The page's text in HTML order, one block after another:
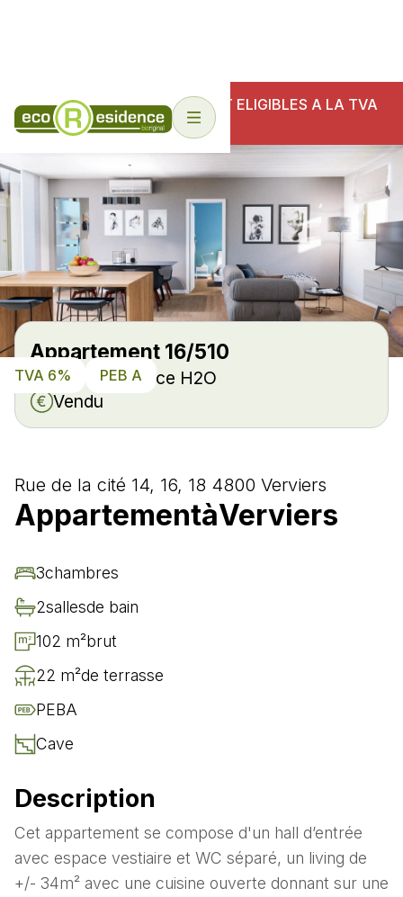
NOS ECO-RESIDENCES SONT ELIGIBLES A LA TVA
6%
Appartement 16/510
Eco-Résidence H2O
Vendu
TVA 6% PEB A
Rue de la cité 14, 16, 18 4800 Verviers
AppartementàVerviers
3chambres
2sallesde bain
102 m²brut
22 m²de terrasse
PEBA
Cave
Description
Cet appartement se compose d'un hall d’entrée
avec espace vestiaire et WC séparé, un living de
+/- 34m² avec une cuisine ouverte donnant sur une